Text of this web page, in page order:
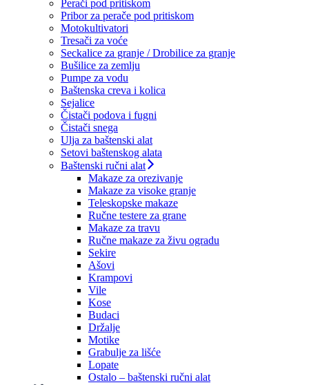
Perači pod pritiskom
Pribor za perače pod pritiskom
Motokultivatori
Tresači za voće
Seckalice za granje / Drobilice za granje
Bušilice za zemlju
Pumpe za vodu
Baštenska creva i kolica
Sejalice
Čistači podova i fugni
Čistači snega
Ulja za baštenski alat
Setovi baštenskog alata
Baštenski ručni alat
Makaze za orezivanje
Makaze za visoke granje
Teleskopske makaze
Ručne testere za grane
Makaze za travu
Ručne makaze za živu ogradu
Sekire
Ašovi
Krampovi
Vile
Kose
Budaci
Držalje
Motike
Grabulje za lišće
Lopate
Ostalo – baštenski ručni alat